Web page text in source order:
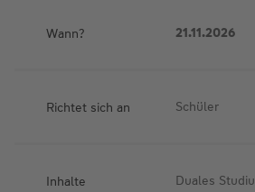
Wann? 21.11.2026
Richtet sich an Schüler
Inhalte Duales